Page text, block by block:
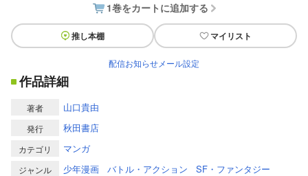
1巻をカートに追加する
推し本棚 マイリスト
配信お知らせメール設定
作品詳細
著者 山口貴由
発行 秋田書店
カテゴリ マンガ
ジャンル 少年漫画 バトル・アクション SF・ファンタジー